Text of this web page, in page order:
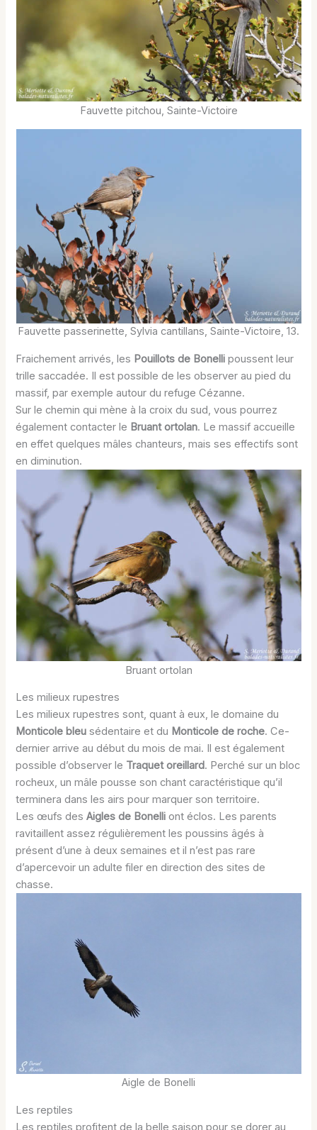
Fauvette pitchou, Sainte-Victoire
Fauvette passerinette, Sylvia cantillans, Sainte-Victoire, 13.
Fraichement arrivés, les Pouillots de Bonelli poussent leur
trille saccadée. Il est possible de les observer au pied du
massif, par exemple autour du refuge Cézanne.
Sur le chemin qui mène à la croix du sud, vous pourrez
également contacter le Bruant ortolan. Le massif accueille
en effet quelques mâles chanteurs, mais ses effectifs sont
en diminution.
Bruant ortolan
Les milieux rupestres
Les milieux rupestres sont, quant à eux, le domaine du
Monticole bleu sédentaire et du Monticole de roche. Ce-
dernier arrive au début du mois de mai. Il est également
possible d’observer le Traquet oreillard. Perché sur un bloc
rocheux, un mâle pousse son chant caractéristique qu’il
terminera dans les airs pour marquer son territoire.
Les œufs desAigles de Bonelli ont éclos. Les parents
ravitaillent assez régulièrement les poussins âgés à
présent d’une à deux semaines et il n’est pas rare
d’apercevoir un adulte filer en direction des sites de
chasse.
Aigle de Bonelli
Les reptiles
Les reptiles profitent de la belle saison pour se dorer au